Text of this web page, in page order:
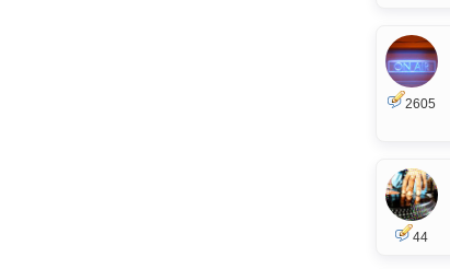
2605
44